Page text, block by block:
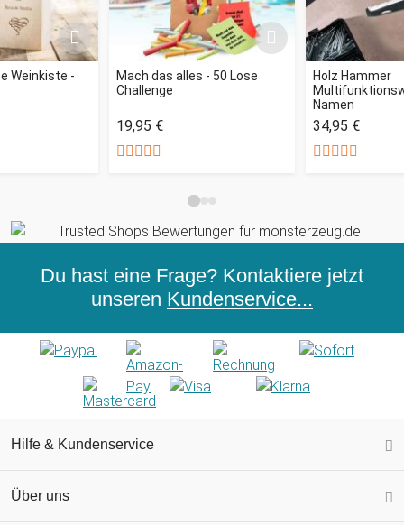
Weinkiste -
Mach das alles - 50 Lose
Challenge
19,95 €
Holz Hammer
Namen
34,95 €
Du hast eine Frage? Kontaktiere jetzt
unseren Kundenservice...
Hilfe & Kundenservice
Über uns